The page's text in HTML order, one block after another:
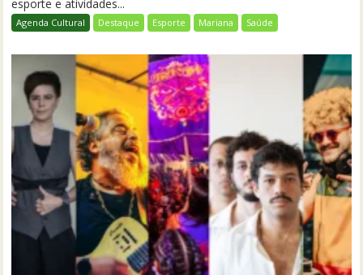
esporte e atividades...
Agenda Cultural Destaque Esporte Mariana Saúde